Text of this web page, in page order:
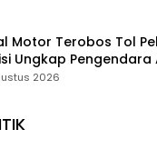
Motor Terobos Tol
Ungkap
Kecelakaan
2026